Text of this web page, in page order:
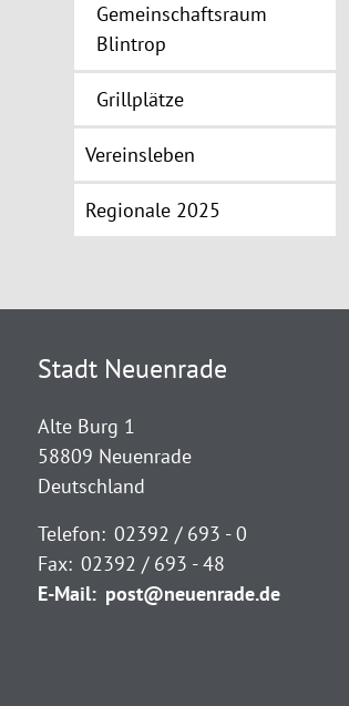
Gemeinschaftsraum
Blintrop
Grillplätze
Vereinsleben
Regionale 2025
Stadt Neuenrade
Alte Burg 1
58809 Neuenrade
Deutschland
Telefon: 02392 / 693 - 0
Fax: 02392 / 693 - 48
E-Mail: post@neuenrade.de